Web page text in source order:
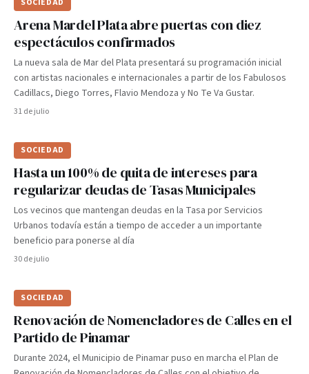
SOCIEDAD
Arena Mardel Plata abre puertas con diez
espectáculos confirmados
La nueva sala de Mar del Plata presentará su programación inicial
con artistas nacionales e internacionales a partir de los Fabulosos
Cadillacs, Diego Torres, Flavio Mendoza y No Te Va Gustar.
31 de julio
SOCIEDAD
Hasta un 100% de quita de intereses para
regularizar deudas de Tasas Municipales
Los vecinos que mantengan deudas en la Tasa por Servicios
Urbanos todavía están a tiempo de acceder a un importante
beneficio para ponerse al día
30 de julio
SOCIEDAD
Renovación de Nomencladores de Calles en el
Partido de Pinamar
Durante 2024, el Municipio de Pinamar puso en marcha el Plan de